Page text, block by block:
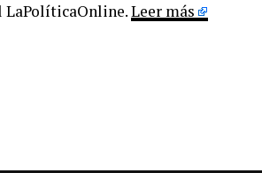
LaPolíticaOnline.Leer más